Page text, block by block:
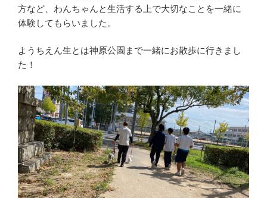
方など、わんちゃんと生活する上で大切なことを一緒に
体験してもらいました。
ようちえん生とは神原公園まで一緒にお散歩に行きまし
た！